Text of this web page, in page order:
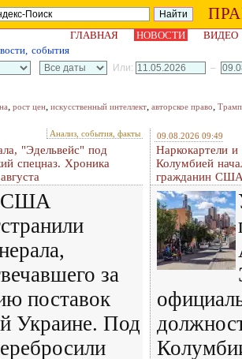
ГЛАВНАЯ НОВОСТИ
ВИДЕО
события
Или: –
, рост цен, искусственный интеллект, авторское право, Трамп
Анализ, события, факты
"Эдельвейс" под
спецназ. Хроника
за
поставок
Украине. Под
09.08.2026 09:49
Наркокартели
Колумбией
гражданин